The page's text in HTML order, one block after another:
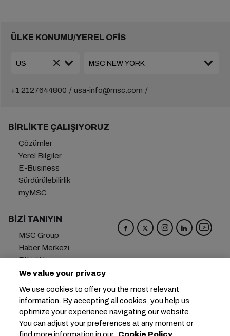
ÜLKE KONUMU/YEREL OFİS
+1 2127644800 usa-info@msc.com
BIRLIKTE ÇALIŞIYORUZ
Çözümler
Yerel Bilgiler
E-Business
Sürdürülebilirlik
myMSC
BIZI TANIYIN
MSC Group
Haber Merkezi
Etkinlikler
Blog
Kariyer
Bize Ulaşın
Genel Merkez: +41 227038888
info@msc.com
We value your privacy
We use cookies to offer you the most relevant
information. By accepting all cookies, you help us
optimize your experience navigating our website.
You can adjust your preferences at any moment or